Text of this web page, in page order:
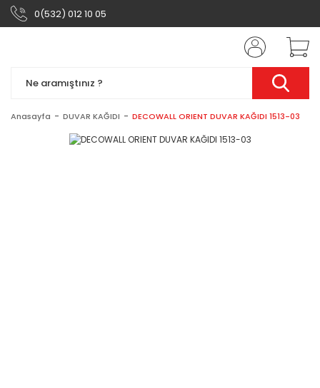
0(532) 012 10 05
Anasayfa DUVAR KAĞIDI DECOWALL ORIENT DUVAR KAĞIDI 1513-03